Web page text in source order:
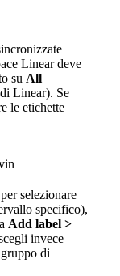
Linear deve
su All
di Linear). Se
le etichette
per selezionare
specifico),
Add label >
invece
di